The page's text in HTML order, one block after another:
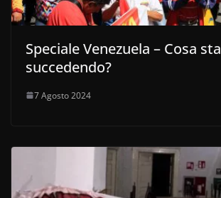
Speciale Venezuela – Cosa sta
succedendo?
7 Agosto 2024